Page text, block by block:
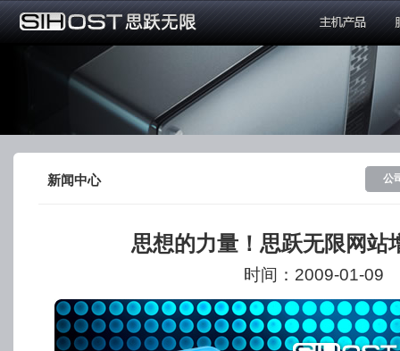
新闻中心 公
思想的力量！思跃无限网站
时间：2009-01-09